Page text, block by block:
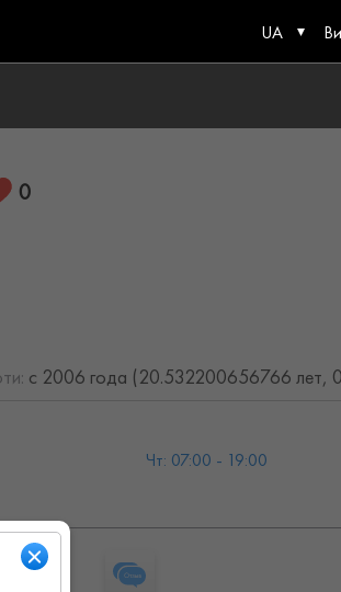
UA
0
с 2006 года (20.532200656766 лет,
Чт: 07:00 - 19:00